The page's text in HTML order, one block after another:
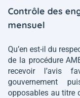
Contrôle des
mensuel
Qu’en est-il du
de la procédure
recevoir l’avis
gouvernement
opposables au titre